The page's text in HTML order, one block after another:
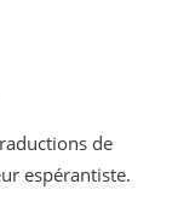
de
espérantiste.